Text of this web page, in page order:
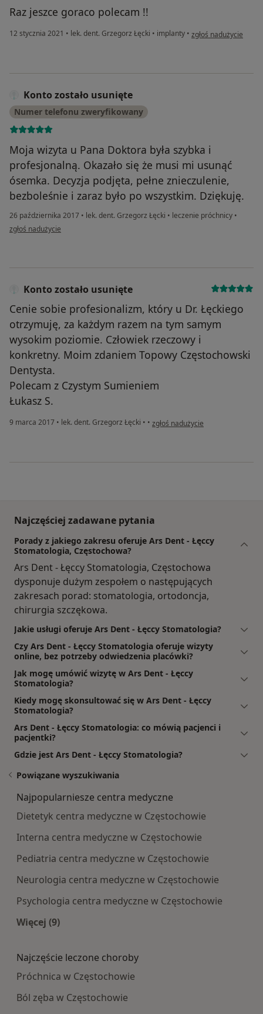
Raz jeszce goraco polecam !!
12 stycznia 2021 • lek. dent. Grzegorz Łęcki • implanty • w opinii użytkownika
zgłoś nadużycie
Konto zostało usunięte
Numer telefonu zweryfikowany
Moja wizyta u Pana Doktora była szybka i
profesjonalną. Okazało się że musi mi usunąć
ósemka. Decyzja podjęta, pełne znieczulenie,
bezboleśnie i zaraz było po wszystkim. Dziękuję.
26 października 2017 • lek. dent. Grzegorz Łęcki • leczenie próchnicy •
w opinii użytkownika Konto zostało usunięte
zgłoś nadużycie
Konto zostało usunięte
Cenie sobie profesionalizm, który u Dr. Łęckiego
otrzymuję, za każdym razem na tym samym
wysokim poziomie. Człowiek rzeczowy i
konkretny. Moim zdaniem Topowy Częstochowski
Dentysta.
Polecam z Czystym Sumieniem
Łukasz S.
9 marca 2017 • lek. dent. Grzegorz Łęcki • • w opinii użytkownika Konto
zgłoś nadużycie
Najczęściej zadawane pytania
Porady z jakiego zakresu oferuje Ars Dent - Łęccy
Stomatologia, Częstochowa?
Ars Dent - Łęccy Stomatologia, Częstochowa
dysponuje dużym zespołem o następujących
zakresach porad: stomatologia, ortodoncja,
chirurgia szczękowa.
Jakie usługi oferuje Ars Dent - Łęccy Stomatologia?
Czy Ars Dent - Łęccy Stomatologia oferuje wizyty
online, bez potrzeby odwiedzenia placówki?
Jak mogę umówić wizytę w Ars Dent - Łęccy
Stomatologia?
Kiedy mogę skonsultować się w Ars Dent - Łęccy
Stomatologia?
Ars Dent - Łęccy Stomatologia: co mówią pacjenci i
pacjentki?
Gdzie jest Ars Dent - Łęccy Stomatologia?
Powiązane wyszukiwania
Najpopularniesze centra medyczne
Dietetyk centra medyczne w Częstochowie
Interna centra medyczne w Częstochowie
Pediatria centra medyczne w Częstochowie
Neurologia centra medyczne w Częstochowie
Psychologia centra medyczne w Częstochowie
Więcej (9)
Najczęście leczone choroby
Próchnica w Częstochowie
Ból zęba w Częstochowie